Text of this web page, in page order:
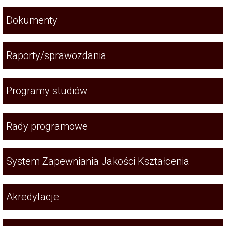
Dokumenty
Raporty/sprawozdania
Programy studiów
Rady programowe
System Zapewniania Jakości Kształcenia
Akredytacje